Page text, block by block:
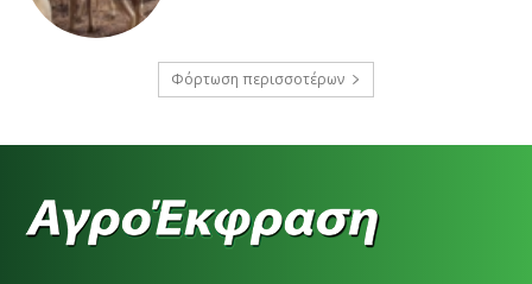
Φόρτωση περισσοτέρων